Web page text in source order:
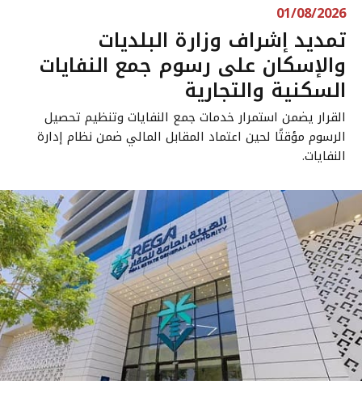
01/08/2026
تمديد إشراف وزارة البلديات
والإسكان على رسوم جمع النفايات
السكنية والتجارية
القرار يضمن استمرار خدمات جمع النفايات وتنظيم تحصيل
الرسوم مؤقتًا لحين اعتماد المقابل المالي ضمن نظام إدارة
النفايات.